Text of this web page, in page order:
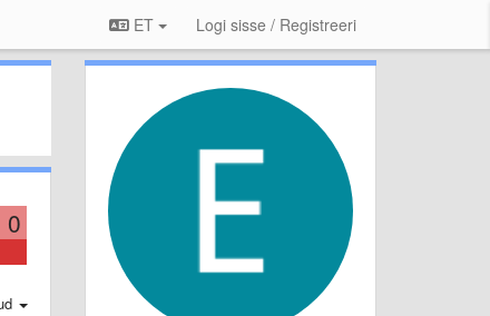
ET Logi sisse / Registreeri
0